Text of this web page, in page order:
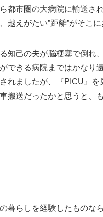
都市圏の大病院に輸送さ
越えがたい”距離”がそこに
知己の夫が脳梗塞で倒れ
できる病院まではかなり
れましたが、『PICU』
搬送だったかと思うと、
暮らしを経験したものな